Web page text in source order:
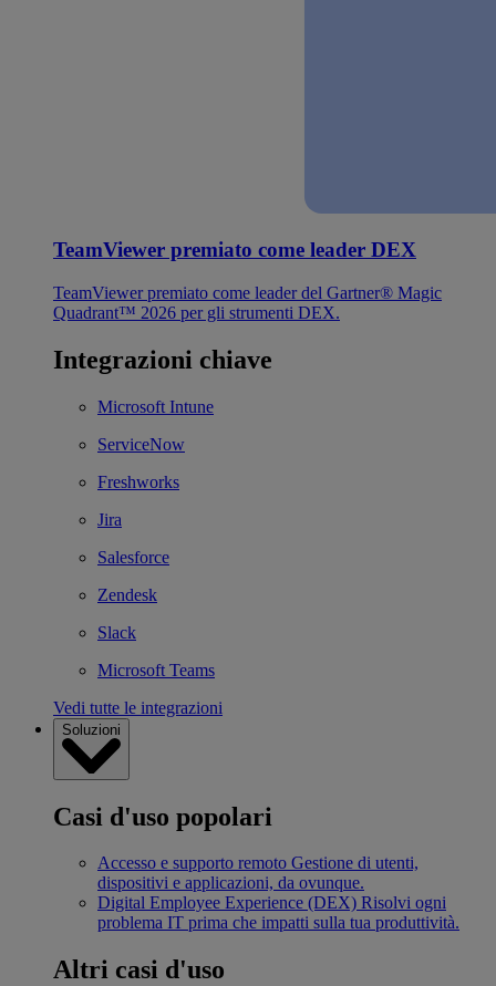
TeamViewer premiato come leader DEX
TeamViewer premiato come leader del Gartner® Magic
Quadrant™ 2026 per gli strumenti DEX.
Integrazioni chiave
Microsoft Intune
ServiceNow
Freshworks
Jira
Salesforce
Zendesk
Slack
Microsoft Teams
Vedi tutte le integrazioni
Soluzioni
Casi d'uso popolari
Accesso e supporto remoto Gestione di utenti,
dispositivi e applicazioni, da ovunque.
Digital Employee Experience (DEX) Risolvi ogni
problema IT prima che impatti sulla tua produttività.
Altri casi d'uso